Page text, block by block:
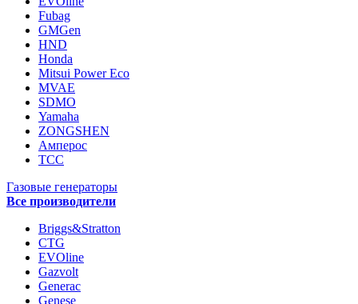
Fubag
GMGen
HND
Honda
Mitsui Power Eco
MVAE
SDMO
Yamaha
ZONGSHEN
Амперос
ТСС
Газовые генераторы
Все производители
Briggs&Stratton
CTG
EVOline
Gazvolt
Generac
Genese